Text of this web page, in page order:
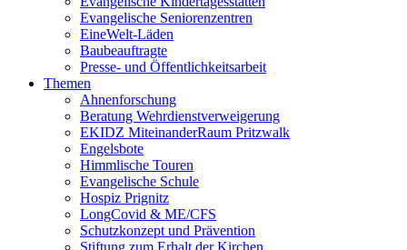
Evangelische Seniorenzentren
EineWelt-Läden
Baubeauftragte
Presse- und Öffentlichkeitsarbeit
Themen
Ahnenforschung
Beratung Wehrdienstverweigerung
EKIDZ MiteinanderRaum Pritzwalk
Engelsbote
Himmlische Touren
Evangelische Schule
Hospiz Prignitz
LongCovid & ME/CFS
Schutzkonzept und Prävention
Stiftung zum Erhalt der Kirchen